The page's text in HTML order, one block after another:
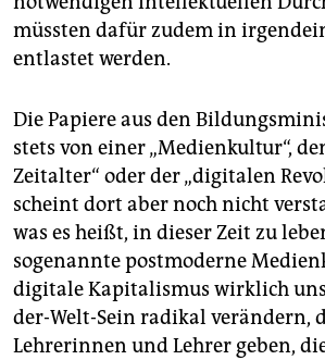
müssten dafür zudem in
entlastet werden.
Die Papiere aus den
stets von einer „Medienkultur“,
Zeitalter“ oder der „digitalen
scheint dort aber noch nicht
was es heißt, in dieser Zeit zu
sogenannte postmoderne
digitale Kapitalismus wirklich
der-Welt-Sein radikal verändern,
Lehrerinnen und Lehrer geben,